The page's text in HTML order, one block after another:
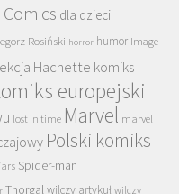
Comics dla dzieci
Rosiński horror humor Image
Hachette komiks
europejski
lost in time Marvel marvel
Polski komiks
Spider-man
Thorgal wilczy artykuł wilczy